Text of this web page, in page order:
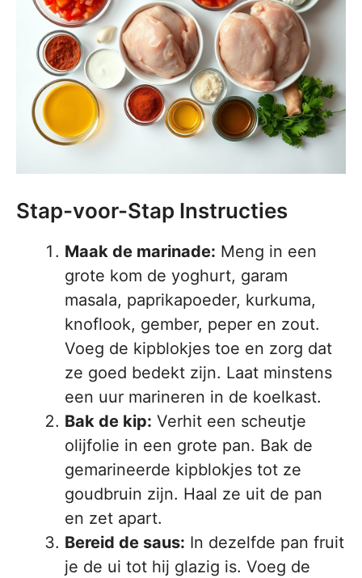
Stap-voor-Stap Instructies
Maak de marinade: Meng in een
grote kom de yoghurt, garam
masala, paprikapoeder, kurkuma,
knoflook, gember, peper en zout.
Voeg de kipblokjes toe en zorg dat
ze goed bedekt zijn. Laat minstens
een uur marineren in de koelkast.
Bak de kip: Verhit een scheutje
olijfolie in een grote pan. Bak de
gemarineerde kipblokjes tot ze
goudbruin zijn. Haal ze uit de pan
en zet apart.
Bereid de saus: In dezelfde pan fruit
je de ui tot hij glazig is. Voeg de